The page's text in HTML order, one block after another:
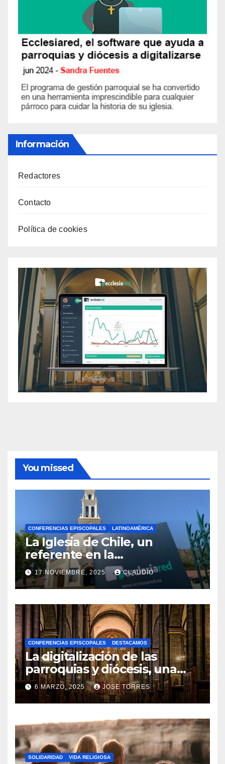
Información
Redactores
Contacto
Política de cookies
You missed
CONFERENCIAS EPISCOPALES LATINOAMÉRICA
La Iglesia de Chile, un
referente en la
transformación digital
gracias a Ecclesiared
17 NOVIEMBRE, 2025 CLAUDIO
N
O
H
A
Y
C
O
M
N
T
A
CONFERENCIAS EPISCOPALES DESTACAMOS
La digitalización de las
parroquias y diócesis, una
realidad ya para el futuro de
la Iglesia
6 MARZO, 2025 JOSE TORRES
N
O
H
A
Y
SOLIDARIDAD VIDA RELIGIOSA